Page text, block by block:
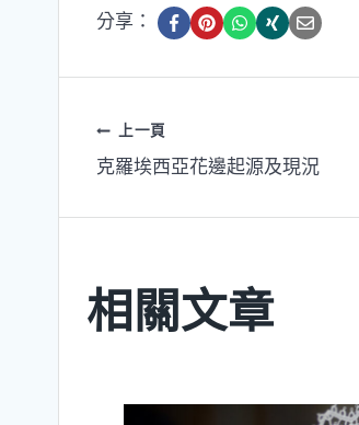
分享：
文
覽
上一頁
克羅埃西亞花邊起源及現況
相關文章